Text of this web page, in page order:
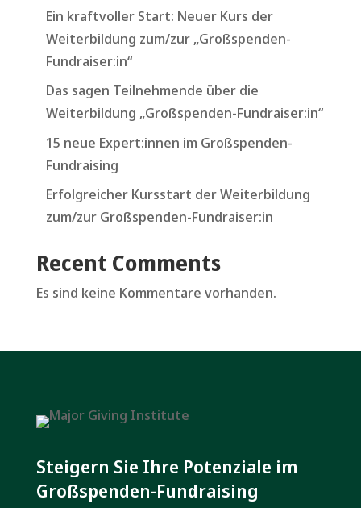
Ein kraftvoller Start: Neuer Kurs der
Weiterbildung zum/zur „Großspenden-
Fundraiser:in“
Das sagen Teilnehmende über die
Weiterbildung „Großspenden-Fundraiser:in“
15 neue Expert:innen im Großspenden-
Fundraising
Erfolgreicher Kursstart der Weiterbildung
zum/zur Großspenden-Fundraiser:in
Recent Comments
Es sind keine Kommentare vorhanden.
Steigern Sie Ihre Potenziale im
Großspenden-Fundraising